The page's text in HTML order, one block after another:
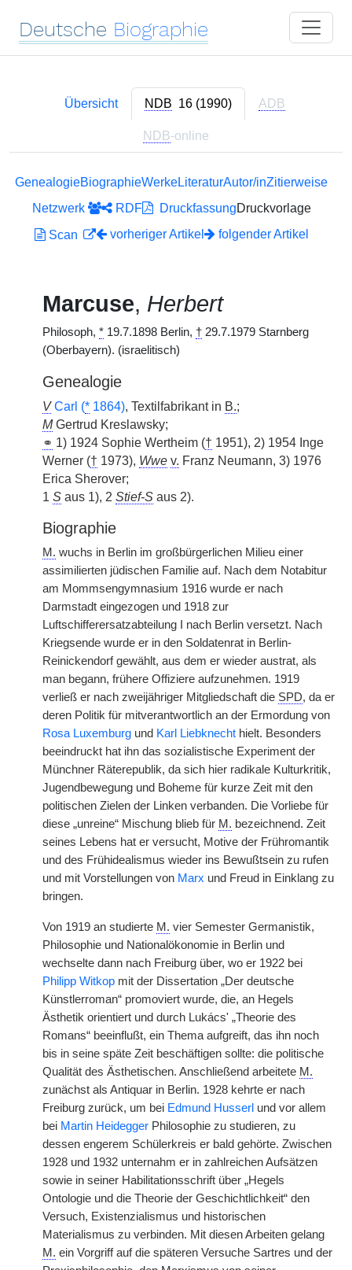
Deutsche Biographie
Übersicht NDB 16 (1990) ADB
NDB-online
GenealogieBiographieWerkeLiteraturAutor/inZitierweise
Netzwerk
RDF DruckfassungDruckvorlage
Scan
vorheriger Artikel folgender Artikel
Marcuse, Herbert
Philosoph, * 19.7.1898 Berlin, † 29.7.1979 Starnberg
(Oberbayern). (israelitisch)
Genealogie
V Carl (* 1864), Textilfabrikant in B.;
MGertrud Kreslawsky;
⚭ 1) 1924 Sophie Wertheim († 1951), 2) 1954 Inge
Werner († 1973), Wwe v. Franz Neumann, 3) 1976
Erica Sherover;
1 S aus 1), 2 Stief-S aus 2).
Biographie
M. wuchs in Berlin im großbürgerlichen Milieu einer
assimilierten jüdischen Familie auf. Nach dem Notabitur
am Mommsengymnasium 1916 wurde er nach
Darmstadt eingezogen und 1918 zur
Luftschifferersatzabteilung I nach Berlin versetzt. Nach
Kriegsende wurde er in den Soldatenrat in Berlin-
Reinickendorf gewählt, aus dem er wieder austrat, als
man begann, frühere Offiziere aufzunehmen. 1919
verließ er nach zweijähriger Mitgliedschaft die SPD, da er
deren Politik für mitverantwortlich an der Ermordung von
Rosa Luxemburg und Karl Liebknecht hielt. Besonders
beeindruckt hat ihn das sozialistische Experiment der
Münchner Räterepublik, da sich hier radikale Kulturkritik,
Jugendbewegung und Boheme für kurze Zeit mit den
politischen Zielen der Linken verbanden. Die Vorliebe für
diese „unreine“ Mischung blieb für M. bezeichnend. Zeit
seines Lebens hat er versucht, Motive der Frühromantik
und des Frühidealismus wieder ins Bewußtsein zu rufen
und mit Vorstellungen von Marx und Freud in Einklang zu
bringen.
Von 1919 an studierte M. vier Semester Germanistik,
Philosophie und Nationalökonomie in Berlin und
wechselte dann nach Freiburg über, wo er 1922 bei
Philipp Witkop mit der Dissertation „Der deutsche
Künstlerroman“ promoviert wurde, die, an Hegels
Ästhetik orientiert und durch Lukács' „Theorie des
Romans“ beeinflußt, ein Thema aufgreift, das ihn noch
bis in seine späte Zeit beschäftigen sollte: die politische
Qualität des Ästhetischen. Anschließend arbeitete M.
zunächst als Antiquar in Berlin. 1928 kehrte er nach
Freiburg zurück, um bei Edmund Husserl und vor allem
bei Martin Heidegger Philosophie zu studieren, zu
dessen engerem Schülerkreis er bald gehörte. Zwischen
1928 und 1932 unternahm er in zahlreichen Aufsätzen
sowie in seiner Habilitationsschrift über „Hegels
Ontologie und die Theorie der Geschichtlichkeit“ den
Versuch, Existenzialismus und historischen
Materialismus zu verbinden. Mit diesen Arbeiten gelang
M. ein Vorgriff auf die späteren Versuche Sartres und der